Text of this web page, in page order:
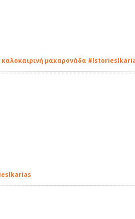
καλοκαιρινή μακαρονάδα